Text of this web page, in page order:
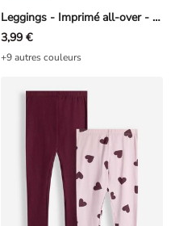
Leggings - Imprimé all-over - rouge foncé
3,99 €
+9 autres couleurs